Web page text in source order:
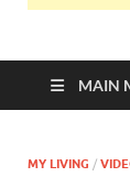
MAIN
MY LIVING /